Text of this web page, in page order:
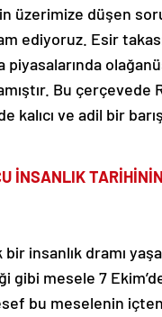
üzerimize düşen
ediyoruz. Esir
piyasalarında
Bu çerçevede
ve adil bir
İNSANLIK
insanlık dramı
gibi mesele 7
bu meselenin